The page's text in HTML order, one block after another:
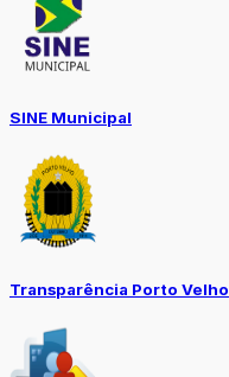
SINE Municipal
Transparência Porto Velho